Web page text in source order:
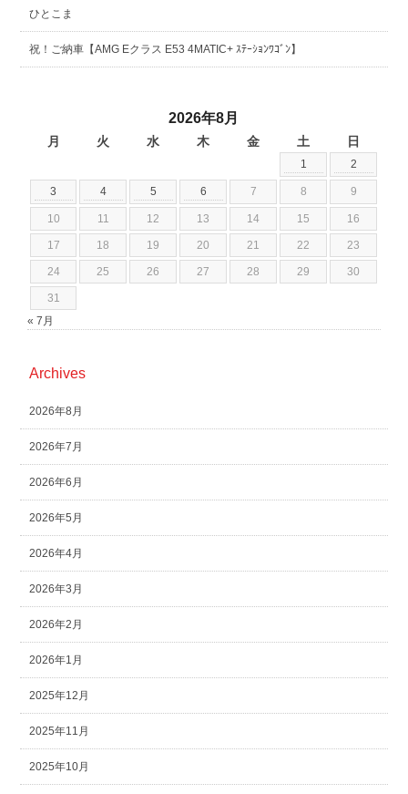
ひとこま
祝！ご納車【AMG Eクラス E53 4MATIC+ ｽﾃｰｼｮﾝﾜｺﾞﾝ】
2026年8月
月 火 水 木 金 土 日
1 2
3 4 5 6 7 8 9
10 11 12 13 14 15 16
17 18 19 20 21 22 23
24 25 26 27 28 29 30
31
« 7月
Archives
2026年8月
2026年7月
2026年6月
2026年5月
2026年4月
2026年3月
2026年2月
2026年1月
2025年12月
2025年11月
2025年10月